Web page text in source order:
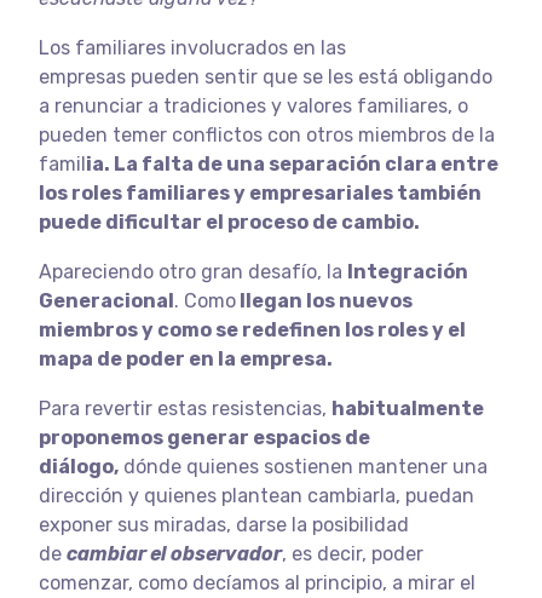
Los familiares involucrados en las
empresas pueden sentir que se les está obligando
a renunciar a tradiciones y valores familiares, o
pueden temer conflictos con otros miembros de la
familia. La falta de una separación clara entre
los roles familiares y empresariales también
puede dificultar el proceso de cambio.
Apareciendo otro gran desafío, la Integración
Generacional. Como llegan los nuevos
miembros y como se redefinen los roles y el
mapa de poder en la empresa.
Para revertir estas resistencias, habitualmente
proponemos generar espacios de
diálogo, dónde quienes sostienen mantener una
dirección y quienes plantean cambiarla, puedan
exponer sus miradas, darse la posibilidad
decambiar el observador, es decir, poder
comenzar, como decíamos al principio, a mirar el